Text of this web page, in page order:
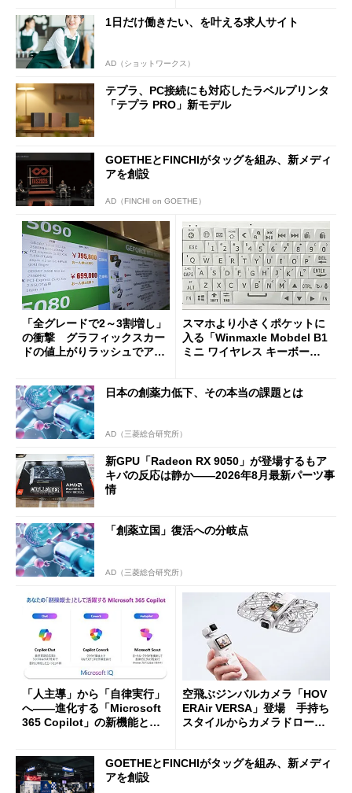
1日だけ働きたい、を叶える求人サイト
AD（ショットワークス）
テプラ、PC接続にも対応したラベルプリンタ
「テプラ PRO」新モデル
GOETHEとFINCHIがタッグを組み、新メディ
アを創設
AD（FINCHI on GOETHE）
「全グレードで2～3割増し」
の衝撃 グラフィックスカー
ドの値上がりラッシュでアキ
スマホより小さくポケットに
入る「Winmaxle Mobdel B1
ミニ ワイヤレス キーボー
日本の創薬力低下、その本当の課題とは
AD（三菱総合研究所）
新GPU「Radeon RX 9050」が登場するもア
キバの反応は静か――2026年8月最新パーツ事
情
「創薬立国」復活への分岐点
AD（三菱総合研究所）
「人主導」から「自律実行」
へ――進化する「Microsoft
365 Copilot」の新機能とエ
空飛ぶジンバルカメラ「HOV
ERAir VERSA」登場 手持ち
スタイルからカメラドローン
GOETHEとFINCHIがタッグを組み、新メディ
アを創設